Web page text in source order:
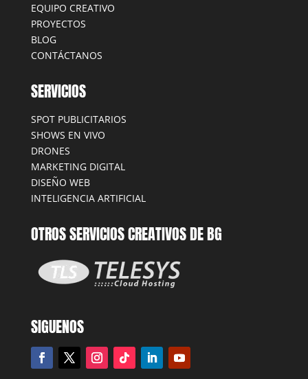
EQUIPO CREATIVO
PROYECTOS
BLOG
CONTÁCTANOS
SERVICIOS
SPOT PUBLICITARIOS
SHOWS EN VIVO
DRONES
MARKETING DIGITAL
DISEÑO WEB
INTELIGENCIA ARTIFICIAL
OTROS SERVICIOS CREATIVOS DE BG
SIGUENOS